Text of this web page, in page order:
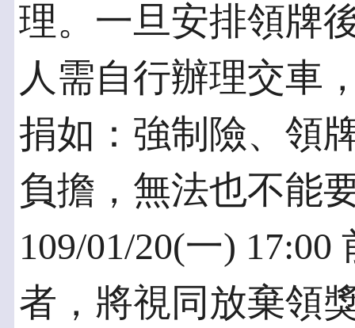
理。一旦安排領牌
人需自行辦理交車
捐如：強制險、領
負擔，無法也不能
109/01/20(一)
者，將視同放棄領